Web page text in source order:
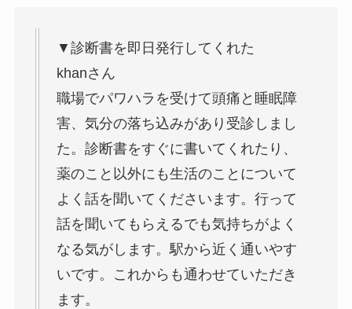
▼診断書を即日発行してくれた
khanさん
職場でパワハラを受けて頭痛と睡眠障
害、気分の落ち込みがあり受診しまし
た。診断書をすぐに書いてくれたり、
薬のこと以外にも生活のことについて
よく話を聞いてくださいます。行って
話を聞いてもらえるでも気持ちがよく
なる気がします。駅から近く通いやす
いです。これからも通わせていただき
ます。